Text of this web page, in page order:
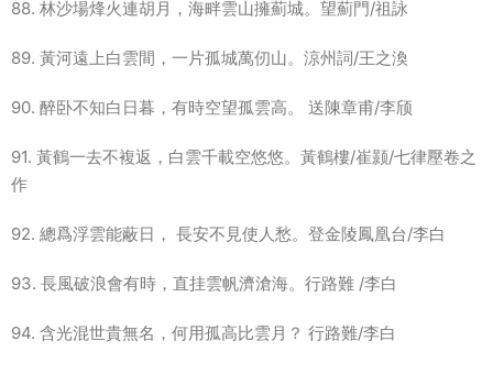
88. 林沙場烽火連胡月，海畔雲山擁薊城。望薊門/祖詠
89. 黃河遠上白雲間，一片孤城萬仞山。涼州詞/王之渙
90. 醉卧不知白日暮，有時空望孤雲高。 送陳章甫/李颀
91. 黃鶴一去不複返，白雲千載空悠悠。黃鶴樓/崔颢/七律壓卷之
作
92. 總爲浮雲能蔽日， 長安不見使人愁。登金陵鳳凰台/李白
93. 長風破浪會有時，直挂雲帆濟滄海。行路難 /李白
94. 含光混世貴無名，何用孤高比雲月？ 行路難/李白